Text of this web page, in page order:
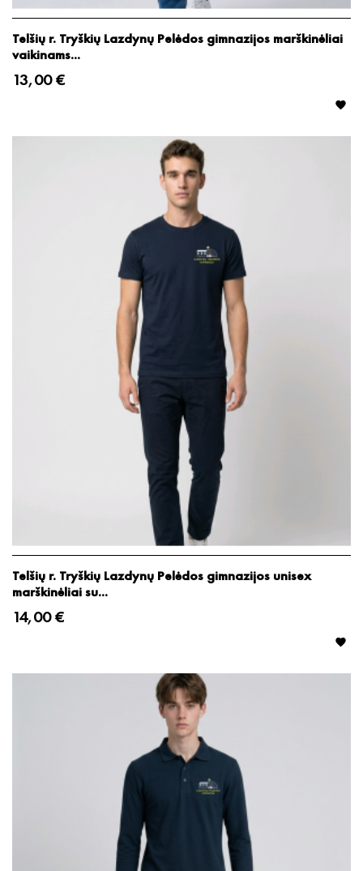
Telšių r. Tryškių Lazdynų Pelėdos gimnazijos marškinėliai
vaikinams...
13,00 €

Telšių r. Tryškių Lazdynų Pelėdos gimnazijos unisex
marškinėliai su...
14,00 €
